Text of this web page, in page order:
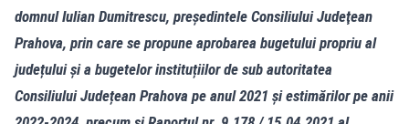
domnul Iulian Dumitrescu, președintele Consiliului Judeţean
Prahova, prin care se propune aprobarea bugetului propriu al
județului și a bugetelor instituțiilor de sub autoritatea
Consiliului Județean Prahova pe anul 2021 și estimărilor pe anii